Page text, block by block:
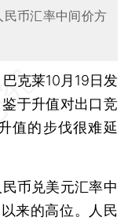
币汇率中间价方
巴克莱10月19日发
于升值对出口竞
值的步伐很难延
币兑美元汇率中
来的高位。人民